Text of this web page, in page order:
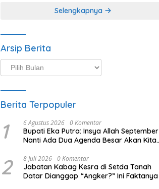
Selengkapnya
Arsip Berita
Arsip
Berita
Berita Terpopuler
1 6 Agustus 2026 0 Komentar
Bupati Eka Putra: Insya Allah September
Nanti Ada Dua Agenda Besar Akan Kita
2 8 Juli 2026 0 Komentar
Jabatan Kabag Kesra di Setda Tanah
Datar Dianggap “Angker?” Ini Faktanya